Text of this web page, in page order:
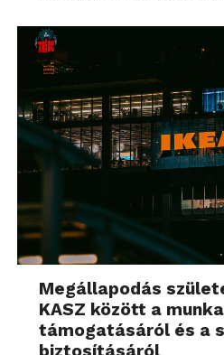
Megállapodás
KASZ között a
támogatásáról és a